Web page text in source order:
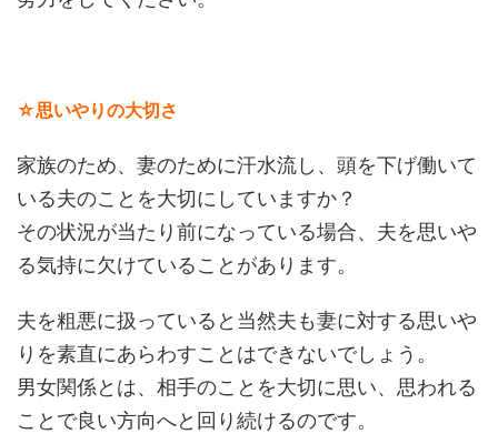
☆思いやりの大切さ
家族のため、妻のために汗水流し、頭を下げ働いて
いる夫のことを大切にしていますか？
その状況が当たり前になっている場合、夫を思いや
る気持に欠けていることがあります。
夫を粗悪に扱っていると当然夫も妻に対する思いや
りを素直にあらわすことはできないでしょう。
男女関係とは、相手のことを大切に思い、思われる
ことで良い方向へと回り続けるのです。